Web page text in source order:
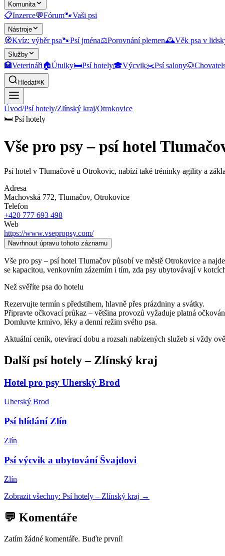
Komunita
📋Inzerce💬Fórum🐾Vaši psi
Nástroje
🧭Kvíz: výběr psa🐾Psí jména⚖️Porovnání plemen🕰️Věk psa v
Služby
🏥Veterináři🏠Útulky🛏️Psí hotely🎓Výcvik✂️Psí salony🐶
Hledat⌘K
Úvod/Psí hotely/Zlínský kraj/Otrokovice
🛏️ Psí hotely
Vše pro psy – psí hotel
Psí hotel v Tlumačově u Otrokovic, nabízí také tréninky agility a
Adresa
Machovská 772, Tlumačov, Otrokovice
Telefon
+420 777 693 498
Web
https://www.vsepropsy.com/
Navrhnout úpravu tohoto záznamu
Vše pro psy – psí hotel Tlumačov působí ve městě Otrokovice a
se kapacitou, venkovním zázemím i tím, zda psy ubytovávají v
Než svěříte psa do hotelu
Rezervujte termín s předstihem, hlavně přes prázdniny a svátky.
Připravte očkovací průkaz – většina provozů vyžaduje platná
Domluvte krmivo, léky a denní režim svého psa.
Aktuální ceník, otevírací dobu a rozsah nabízených služeb si vždy
Další psí hotely– Zlínský kraj
Hotel pro psy Uherský Brod
Uherský Brod
Psí hlídání Zlín
Zlín
Psí výcvik a ubytování Švajdovi
Zlín
Zobrazit všechny: Psí hotely – Zlínský kraj →
💬 Komentáře
Zatím žádné komentáře. Buďte první!